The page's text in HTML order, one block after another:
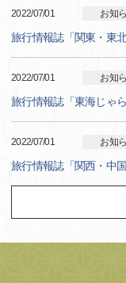
2022/07/01 お知
旅行情報誌「関東・東
2022/07/01 お知
旅行情報誌「東海じゃ
2022/07/01 お知
旅行情報誌「関西・中